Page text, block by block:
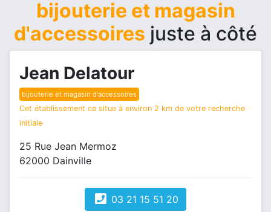
bijouterie et magasin
d'accessoires juste à côté
Jean Delatour
bijouterie et magasin d'accessoires
Cet établissement ce situe à environ 2 km de votre recherche
initiale
25 Rue Jean Mermoz
62000 Dainville
03 21 15 51 20